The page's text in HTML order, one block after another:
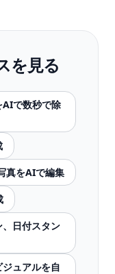
を見る
AIで数秒で除
真をAIで編集
日付スタン
ュアルを自